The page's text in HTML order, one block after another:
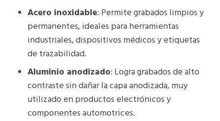
Acero inoxidable: Permite grabados limpios y
permanentes, ideales para herramientas
industriales, dispositivos médicos y etiquetas
de trazabilidad.
Aluminio anodizado: Logra grabados de alto
contraste sin dañar la capa anodizada, muy
utilizado en productos electrónicos y
componentes automotrices.